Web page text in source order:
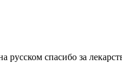
русском спасибо за